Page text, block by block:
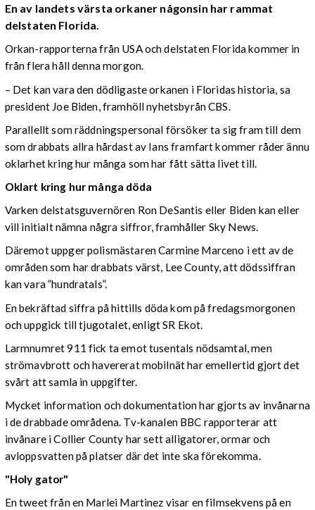
En av landets värsta orkaner någonsin har rammat
delstaten Florida.
Orkan-rapporterna från USA och delstaten Florida kommer in
från flera håll denna morgon.
– Det kan vara den dödligaste orkanen i Floridas historia, sa
president Joe Biden, framhöll nyhetsbyrån CBS.
Parallellt som räddningspersonal försöker ta sig fram till dem
som drabbats allra hårdast av Ians framfart kommer råder ännu
oklarhet kring hur många som har fått sätta livet till.
Oklart kring hur många döda
Varken delstatsguvernören Ron DeSantis eller Biden kan eller
vill initialt nämna några siffror, framhåller Sky News.
Däremot uppger polismästaren Carmine Marceno i ett av de
områden som har drabbats värst, Lee County, att dödssiffran
kan vara ”hundratals”.
En bekräftad siffra på hittills döda kom på fredagsmorgonen
och uppgick till tjugotalet, enligt SR Ekot.
Larmnumret 911 fick ta emot tusentals nödsamtal, men
strömavbrott och havererat mobilnät har emellertid gjort det
svårt att samla in uppgifter.
Mycket information och dokumentation har gjorts av invånarna
i de drabbade områdena. Tv-kanalen BBC rapporterar att
invånare i Collier County har sett alligatorer, ormar och
avloppsvatten på platser där det inte ska förekomma.
"Holy gator"
En tweet från en Marlei Martinez visar en filmsekvens på en